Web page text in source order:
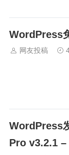
WordPress
网友投稿
WordPress
Pro v3.2.1 –